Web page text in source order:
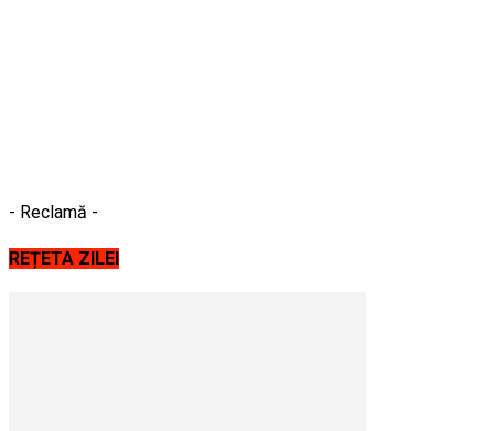
- Reclamă -
REȚETA ZILEI